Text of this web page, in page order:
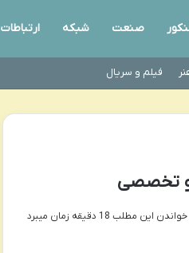
صنعت شبکه ارتباطات
فیلم و سریال
و تخصصی
این مطلب 18 دقیقه زمان میبرد